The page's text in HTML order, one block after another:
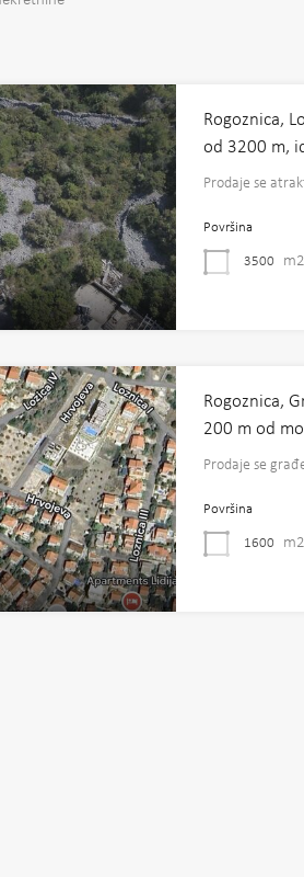
Rogoznica,
od 3200 m,
Prodaje se
Površina
3500
Rogoznica,
200 m od
Prodaje se
Površina
1600